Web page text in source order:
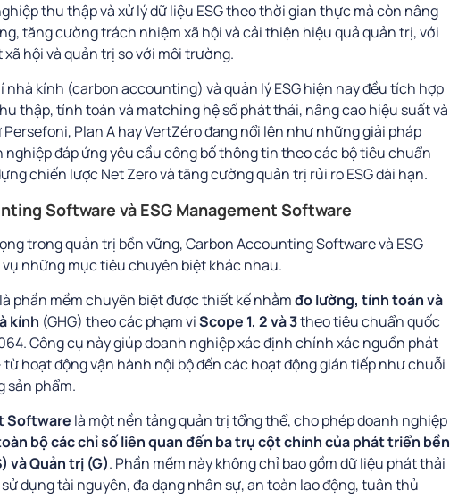
thu thập và xử lý dữ liệu ESG theo thời gian thực mà còn nâng
tăng cường trách nhiệm xã hội và cải thiện hiệu quả quản trị, với
hội và quản trị so với môi trường.
nhà kính (carbon accounting) và quản lý ESG hiện nay đều tích hợp
thập, tính toán và matching hệ số phát thải, nâng cao hiệu suất và
Plan A hay VertZéro đang nổi lên như những giải pháp
đáp ứng yêu cầu công bố thông tin theo các bộ tiêu chuẩn
chiến lược Net Zero và tăng cường quản trị rủi ro ESG dài hạn.
Software và ESG Management Software
trong quản trị bền vững, Carbon Accounting Software và ESG
những mục tiêu chuyên biệt khác nhau.
là phần mềm chuyên biệt được thiết kế nhằmđo lường, tính toán và
kính (GHG) theo các phạm viScope 1, 2 và 3theo tiêu chuẩn quốc
Công cụ này giúp doanh nghiệp xác định chính xác nguồn phát
hoạt động vận hành nội bộ đến các hoạt động gián tiếp như chuỗi
sản phẩm.
Software là một nền tảng quản trị tổng thể, cho phép doanh nghiệp
bộ các chỉ số liên quan đến ba trụ cột chính của phát triển bền
và Quản trị (G). Phần mềm này không chỉ bao gồm dữ liệu phát thải
dụng tài nguyên, đa dạng nhân sự, an toàn lao động, tuân thủ